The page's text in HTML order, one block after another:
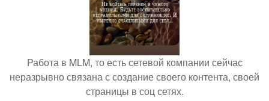
Работа в MLM, то есть сетевой компании сейчас
неразрывно связана с создание своего контента, своей
страницы в соц сетях.